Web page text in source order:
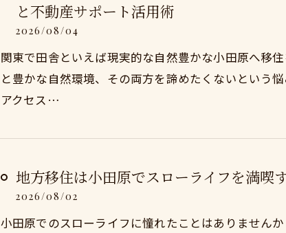
と不動産サポート活用術
2026/08/04
関東で田舎といえば現実的な自然豊かな小田原へ移
と豊かな自然環境、その両方を諦めたくないという
アクセス…
地方移住は小田原でスローライフを満喫
2026/08/02
小田原でのスローライフに憧れたことはありません